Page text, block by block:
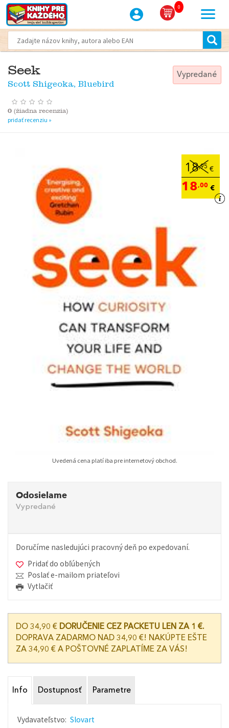
0
Seek
Scott Shigeoka, Bluebird
Vypredané
0 (žiadna recenzia)
pridať recenziu »
18,95 €
18,00 €
Uvedená cena platí iba pre internetový obchod.
Odosielame
Vypredané
Doručíme nasledujúci pracovný deň po expedovaní.
Pridať do obľúbených
Poslať e-mailom priateľovi
Vytlačiť
DO 34,90 € DORUČENIE CEZ PACKETU LEN ZA 1 €.
DOPRAVA ZADARMO NAD 34,90 €! NAKÚPTE EŠTE
ZA 34,90 € A POŠTOVNÉ ZAPLATÍME ZA VÁS!
Info Dostupnosť Parametre
Vydavateľstvo: Slovart